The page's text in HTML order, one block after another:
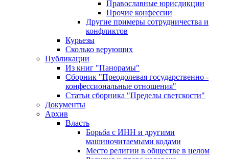
Православные юрисдикции
Прочие конфессии
Другие примеры сотрудничества и
конфликтов
Курьезы
Сколько верующих
Публикации
Из книг "Панорамы"
Сборник "Преодолевая государственно -
конфессиональные отношения"
Статьи сборника "Пределы светскости"
Документы
Архив
Власть
Борьба с ИНН и другими
машиночитаемыми кодами
Место религии в обществе в целом